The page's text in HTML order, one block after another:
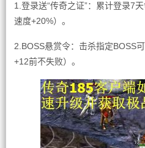
1.登录送“传奇之证”：累计登录7
速度+20%）。
2.BOSS悬赏令：击杀指定BOSS
+12前不失败）。